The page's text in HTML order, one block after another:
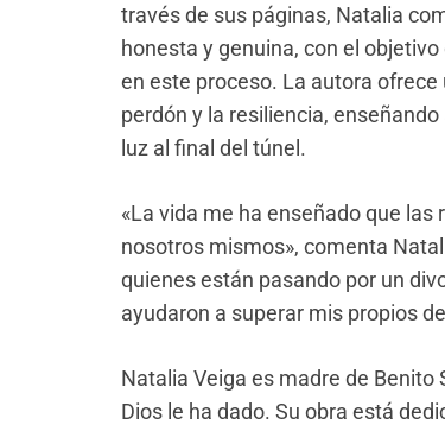
través de sus páginas, Natalia
honesta y genuina, con el
en este proceso. La autora
perdón y la resiliencia,
luz al final del túnel.
«La vida me ha enseñado que
nosotros mismos», comenta
quienes están pasando por un
ayudaron a superar mis propios
Natalia Veiga es madre de Benito
Dios le ha dado. Su obra está